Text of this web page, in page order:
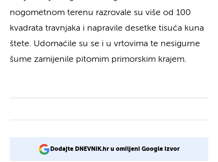
nogometnom terenu razrovale su više od 100
kvadrata travnjaka i napravile desetke tisuća kuna
štete. Udomaćile su se i u vrtovima te nesigurne
šume zamijenile pitomim primorskim krajem.
Dodajte DNEVNIK.hr u omiljeni Google izvor